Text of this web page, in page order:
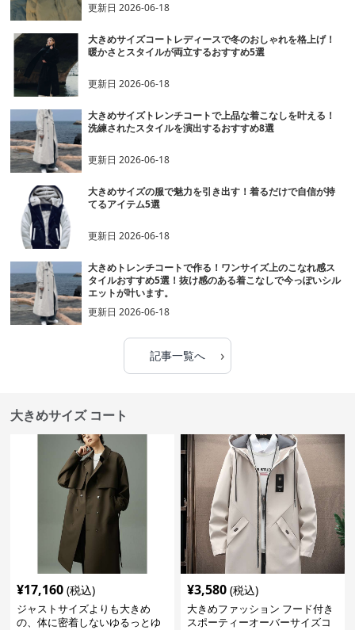
更新日2026-06-18
大きめサイズコートレディースで冬のおしゃれを格上げ！
暖かさとスタイルが両立するおすすめ5選
更新日2026-06-18
大きめサイズトレンチコートで上品な着こなしを叶える！
洗練されたスタイルを演出するおすすめ8選
更新日2026-06-18
大きめサイズの服で魅力を引き出す！着るだけで自信が持
てるアイテム5選
更新日2026-06-18
大きめトレンチコートで作る！ワンサイズ上のこなれ感ス
タイルおすすめ5選！抜け感のある着こなしで今っぽいシル
エットが叶います。
更新日2026-06-18
記事一覧へ ›
大きめサイズ コート
¥17,160 (税込)
ジャストサイズよりも大きめ
の、体に密着しないゆるっとゆ
¥3,580 (税込)
大きめファッション フード付き
スポーティーオーバーサイズコ